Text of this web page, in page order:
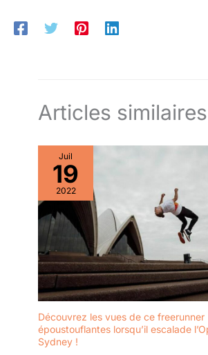
Articles similaires
Juil
19
2022
Découvrez les vues de ce freerunner
époustouflantes lorsqu’il escalade
Sydney !